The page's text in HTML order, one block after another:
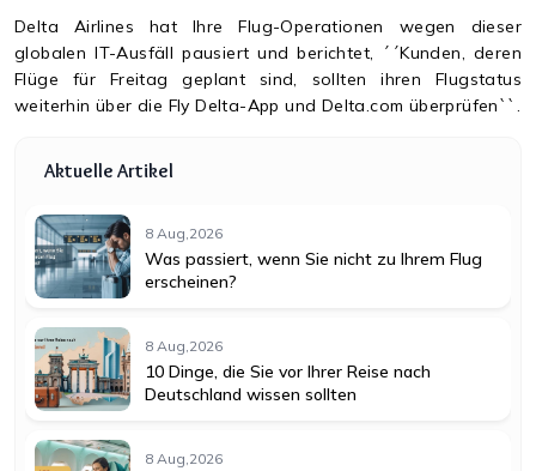
Delta Airlines hat Ihre Flug-Operationen wegen dieser
globalen IT-Ausfäll pausiert und berichtet, ´´Kunden, deren
Flüge für Freitag geplant sind, sollten ihren Flugstatus
weiterhin über die Fly Delta-App und Delta.com überprüfen``.
Aktuelle Artikel
8 Aug,2026
Was passiert, wenn Sie nicht zu Ihrem Flug
erscheinen?
8 Aug,2026
10 Dinge, die Sie vor Ihrer Reise nach
Deutschland wissen sollten
8 Aug,2026